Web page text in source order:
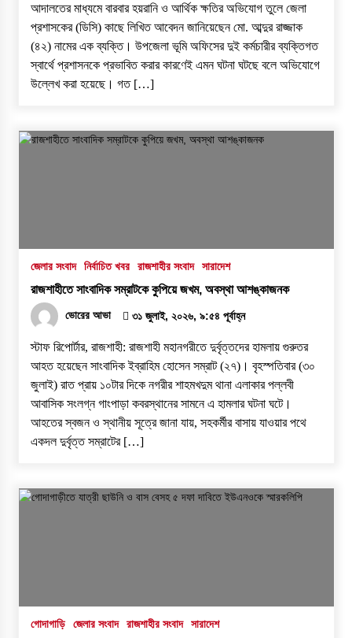
আদালতের মাধ্যমে বারবার হয়রানি ও আর্থিক ক্ষতির অভিযোগ তুলে জেলা
প্রশাসকের (ডিসি) কাছে লিখিত আবেদন জানিয়েছেন মো. আব্দুর রাজ্জাক
(৪২) নামের এক ব্যক্তি। উপজেলা ভূমি অফিসের দুই কর্মচারীর ব্যক্তিগত
স্বার্থে প্রশাসনকে প্রভাবিত করার কারণেই এমন ঘটনা ঘটছে বলে অভিযোগে
উল্লেখ করা হয়েছে। ​গত […]
জেলার সংবাদ নির্বাচিত খবর রাজশাহীর সংবাদ সারাদেশ
রাজশাহীতে সাংবাদিক সম্রাটকে কুপিয়ে জখম, অবস্থা আশঙ্কাজনক
ভোরের আভা ৩১ জুলাই, ২০২৬, ৯:৫৪ পূর্বাহ্ন
স্টাফ রিপোর্টার, রাজশাহী: রাজশাহী মহানগরীতে দুর্বৃত্তদের হামলায় গুরুতর
আহত হয়েছেন সাংবাদিক ইব্রাহিম হোসেন সম্রাট (২৭)। বৃহস্পতিবার (৩০
জুলাই) রাত প্রায় ১০টার দিকে নগরীর শাহমখদুম থানা এলাকার পল্লবী
আবাসিক সংলগ্ন গাংপাড়া কবরস্থানের সামনে এ হামলার ঘটনা ঘটে।
আহতের স্বজন ও স্থানীয় সূত্রে জানা যায়, সহকর্মীর বাসায় যাওয়ার পথে
একদল দুর্বৃত্ত সম্রাটের […]
গোদাগাড়ি জেলার সংবাদ রাজশাহীর সংবাদ সারাদেশ